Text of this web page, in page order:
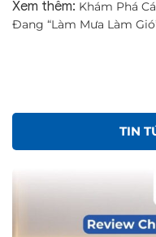
Xem thêm: Khám Phá
Đang “Làm Mưa Làm
TIN